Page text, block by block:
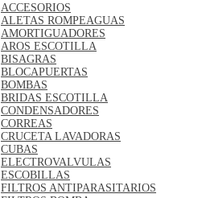
ACCESORIOS
ALETAS ROMPEAGUAS
AMORTIGUADORES
AROS ESCOTILLA
BISAGRAS
BLOCAPUERTAS
BOMBAS
BRIDAS ESCOTILLA
CONDENSADORES
CORREAS
CRUCETA LAVADORAS
CUBAS
ELECTROVALVULAS
ESCOBILLAS
FILTROS ANTIPARASITARIOS